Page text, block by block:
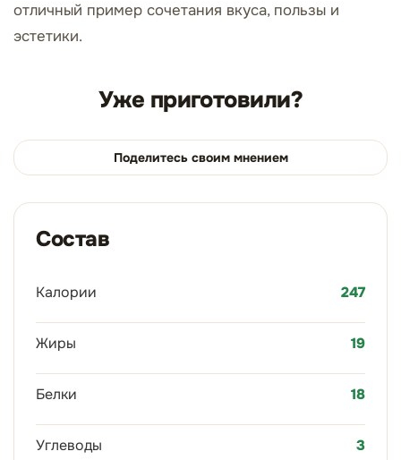
отличный пример сочетания вкуса, пользы и
эстетики.
Уже приготовили?
Поделитесь своим мнением
Состав
Калории 247
Жиры 19
Белки 18
Углеводы 3